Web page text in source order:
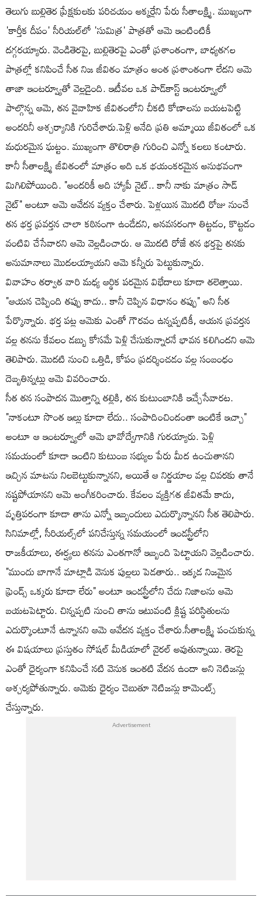
తెలుగు బుల్లితెర ప్రేక్షకులకు పరిచయం అక్కర్లేని పేరు సీతాలక్ష్మి. ముఖ్యంగా
'కార్తీక దీపం' సీరియల్‌లో 'సుమిత్ర' పాత్రతో ఆమె ఇంటింటికీ
దగ్గరయ్యారు. వెండితెరపై, బుల్లితెరపై ఎంతో ప్రశాంతంగా, బాధ్యతగల
పాత్రల్లో కనిపించే సీత నిజ జీవితం మాత్రం అంత ప్రశాంతంగా లేదని ఆమె
తాజా ఇంటర్వ్యూతో వెల్లడైంది. ఇటీవల ఒక పాడ్‌కాస్ట్ ఇంటర్వ్యూలో
పాల్గొన్న ఆమె, తన వైవాహిక జీవితంలోని చీకటి కోణాలను బయటపెట్టి
అందరినీ ఆశ్చర్యానికి గురిచేశారు.పెళ్లి అనేది ప్రతి అమ్మాయి జీవితంలో ఒక
మధురమైన ఘట్టం. ముఖ్యంగా తొలిరాత్రి గురించి ఎన్నో కలలు కంటారు.
కానీ సీతాలక్ష్మి జీవితంలో మాత్రం అది ఒక భయంకరమైన అనుభవంగా
మిగిలిపోయింది. "అందరికీ అది హ్యాపీ నైట్.. కానీ నాకు మాత్రం సాడ్
నైట్" అంటూ ఆమె ఆవేదన వ్యక్తం చేశారు. పెళ్లయిన మొదటి రోజు నుంచే
తన భర్త ప్రవర్తన చాలా కఠినంగా ఉండేదని, అనవసరంగా తిట్టడం, కొట్టడం
వంటివి చేసేవారని ఆమె వెల్లడించారు. ఆ మొదటి రోజే తన భర్తపై తనకు
అనుమానాలు మొదలయ్యాయని ఆమె కన్నీరు పెట్టుకున్నారు.
వివాహం తర్వాత వారి మధ్య ఆర్థిక పరమైన విభేదాలు కూడా తలెత్తాయి.
"ఆయన చెప్పింది తప్పు కాదు.. కానీ చెప్పిన విధానం తప్పు" అని సీత
పేర్కొన్నారు. భర్త పట్ల ఆమెకు ఎంతో గౌరవం ఉన్నప్పటికీ, ఆయన ప్రవర్తన
వల్ల తనను కేవలం డబ్బు కోసమే పెళ్లి చేసుకున్నారనే భావన కలిగిందని ఆమె
తెలిపారు. మొదటి నుంచి ఒత్తిడి, కోపం ప్రదర్శించడం వల్ల సంబంధం
దెబ్బతిన్నట్లు ఆమె వివరించారు.
సీత తన సంపాదన మొత్తాన్ని తల్లికి, తన కుటుంబానికి ఇచ్చేసేవారట.
"నాకంటూ సొంత ఇల్లు కూడా లేదు.. సంపాదించిందంతా ఇంటికే ఇచ్చా"
అంటూ ఆ ఇంటర్వ్యూలో ఆమె భావోద్వేగానికి గురయ్యారు. పెళ్లి
సమయంలో కూడా ఇంటిని కుటుంబ సభ్యుల పేరు మీద ఉంచుతానని
ఇచ్చిన మాటను నిలబెట్టుకున్నానని, అయితే ఆ నిర్ణయాల వల్ల చివరకు తానే
నష్టపోయానని ఆమె అంగీకరించారు. కేవలం వ్యక్తిగత జీవితమే కాదు,
వృత్తిపరంగా కూడా తాను ఎన్నో ఇబ్బందులు ఎదుర్కొన్నానని సీత తెలిపారు.
సినిమాల్లో, సీరియల్స్‌లో పనిచేస్తున్న సమయంలో ఇండస్ట్రీలోని
రాజకీయాలు, ఈర్ష్యలు తనను ఎంతగానో ఇబ్బంది పెట్టాయని వెల్లడించారు.
"ముందు బాగానే మాట్లాడి వెనుక పుల్లలు పెడతారు.. ఇక్కడ నిజమైన
ఫ్రెండ్స్ ఒక్కరు కూడా లేరు" అంటూ ఇండస్ట్రీలోని చేదు నిజాలను ఆమె
బయటపెట్టారు. చిన్నప్పటి నుంచి తాను ఇటువంటి క్లిష్ట పరిస్థితులను
ఎదుర్కొంటూనే ఉన్నానని ఆమె ఆవేదన వ్యక్తం చేశారు.సీతాలక్ష్మి పంచుకున్న
ఈ విషయాలు ప్రస్తుతం సోషల్ మీడియాలో వైరల్ అవుతున్నాయి. తెరపై
ఎంతో ధైర్యంగా కనిపించే నటి వెనుక ఇంతటి వేదన ఉందా అని నెటిజన్లు
ఆశ్చర్యపోతున్నారు. ఆమెకు ధైర్యం చెబుతూ నెటిజన్లు కామెంట్స్
చేస్తున్నారు.